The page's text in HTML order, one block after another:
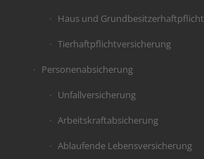
Haus und Grundbesitzerhaftpflicht
Tierhaftpflichtversicherung
Personenabsicherung
Unfallversicherung
Arbeitskraftabsicherung
Ablaufende Lebensversicherung